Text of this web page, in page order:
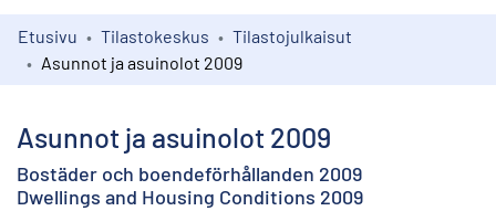
Kokoelmat
Etusivu Tilastokeskus
Tilastojulkaisut
Asunnot ja asuinolot 2009
Asunnot ja asuinolot 2009
Bostäder och boendeförhållanden 2009
Dwellings and Housing Conditions 2009